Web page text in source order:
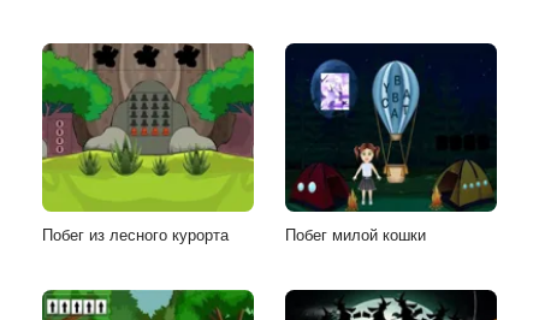
Побег из лесного курорта Побег милой кошки